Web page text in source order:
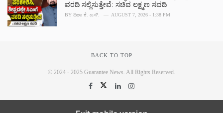
ವರದಿ ಸಲ್ಲಿಸುತ್ತೇವೆ: ಸಚಿವ ಲಕ್ಷ್ಮಣ ಸವದಿ
BY ದಿಶಾ ಕೆ. ಎಸ್. AUGUST 7, 2026 - 1:38 PM
BACK TO TOP
© 2024 - 2025 Guarantee News. All Rights Reserved.